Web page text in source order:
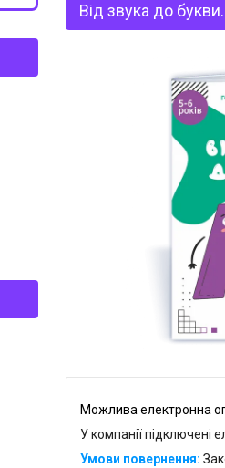
Від звука до
У компанії підключені